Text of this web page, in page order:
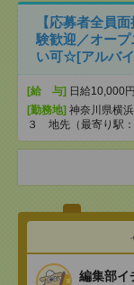
【応募者全員
験歓迎／オー
い可☆[アルバ
[給 与] 日給10,000
[勤務地] 神奈川県横
３ 地先（最寄り駅：
編集部イ